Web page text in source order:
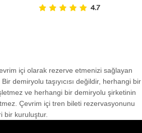
içi olarak rezerve etmenizi sağlayan
demiryolu taşıyıcısı değildir, herhangi bir
ve herhangi bir demiryolu şirketinin
Çevrim içi tren bileti rezervasyonunu
bir kuruluştur.